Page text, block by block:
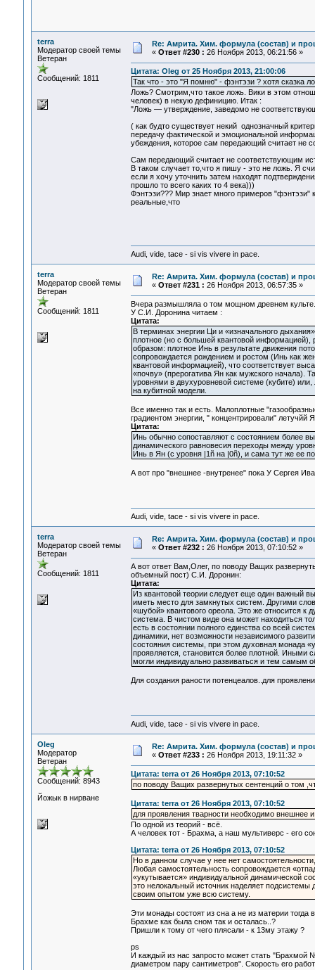
terra
Модератор своей темы
Ветеран
Сообщений: 1811
Re: Амрита. Хим. формула (состав) и
« Ответ #230 : 26 Ноября 2013, 06:21:56 »
Цитата: Oleg от 25 Ноября 2013, 21:00:06
Так что - это "Я помню" - фэнтэзи ? хотя сказка
Ложь? Смотрим,что такое ложь. Вики в этом
человек) в некую дефиницию. Итак :
"Ложь — утверждение, заведомо не
( как будто существует некий однозначный
передачу фактической и эмоциональной
убеждения, которое сам передающий считает не
Сам передающий считает не соответствующим
В таком случает то,что я пишу - это не ложь. Я
если я хочу уточнить затем находят
прошло то всего каких то 4 века)))
Фэнтэзи??? Мир знает много примеров
реальные,что
Audi, vide, tace - si vis vivere in pace.
terra
Модератор своей темы
Ветеран
Сообщений: 1811
Re: Амрита. Хим. формула (состав) и
« Ответ #231 : 26 Ноября 2013, 06:57:35 »
Вчера размышляла о том мощном древнем
У С.И. Доронина читаем :
Цитата:
В терминах энергии Ци и «изначального
плотное (но с большей квантовой
образом: плотное Инь в результате движения
сопровождается рождением и ростом (Инь как
квантовой информацией), что соответствует
«почву» (прерогатива Ян как мужского начала).
уровнями в двухуровневой системе (кубите)
на кубитной модели.
Все именно так и есть. Малоплотные
градиентом энергии, " концентрировали"
Цитата:
Инь обычно сопоставляют с состоянием более
динамического равновесия переходы между
Инь в Ян (с уровня |1ñ на |0ñ), и сама тут же ее
А вот про "внешнее -внутренее" пока У Сергея
Audi, vide, tace - si vis vivere in pace.
terra
Модератор своей темы
Ветеран
Сообщений: 1811
Re: Амрита. Хим. формула (состав) и
« Ответ #232 : 26 Ноября 2013, 07:10:52 »
А вот ответ Вам,Олег, по поводу Ващих
объемный пост) С.И. Доронин:
Цитата:
Из квантовой теории следует еще один важный
иметь место для замкнутых систем. Другими
«шубой» квантового ореола. Это же относится к
система. В чистом виде она может находиться
есть в состоянии полного единства со всей
динамики, нет возможности независимого
состояния системы, при этом духовная монада
проявляется, становится более плотной. Иными
могли индивидуально развиваться и тем самым
Для создания раности потенцеалов..для
Audi, vide, tace - si vis vivere in pace.
Oleg
Модератор
Ветеран
Сообщений: 8943
Йожык в нирване
Re: Амрита. Хим. формула (состав) и
« Ответ #233 : 26 Ноября 2013, 19:11:32 »
Цитата: terra от 26 Ноября 2013, 07:10:52
по поводу Ващих развернутых сентенций о том
Цитата: terra от 26 Ноября 2013, 07:10:52
для проявления тварности необходимо внешнее
По одной из теорий - всё.
А человек тот - Брахма, а наш мультиверс - его
Цитата: terra от 26 Ноября 2013, 07:10:52
Но в данном случае у нее нет
Любая самостоятельность сопровождается
«укутывается» индивидуальной динамической
это нелокальный источник наделяет
своим опытом уже всю систему.
Эти монады состоят из сна а не из материи тогда
Брахме как была сном так и осталась..?
Пришли к тому от чего плясали - к 13му этажу ?
ps
И каждый из нас запросто может стать "Брахмой
диаметром пару сантиметров". Скорость его